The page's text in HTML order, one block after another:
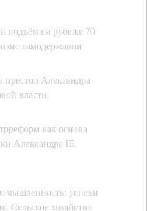
подъём на рубеже 70
самодержавия
престол Александра
власти
как основа
Александра III.
успехи
Сельское хозяйство